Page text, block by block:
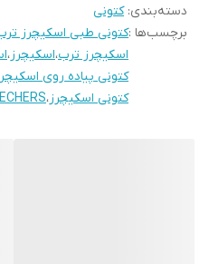
دسته‌بندی:کتونی
برچسب‌ها :کتونی طبی اسکیچرز
اسکیچرز ترب،اسکیچرز،
کتونی پیاده روی
کتونی اسکیچرز،